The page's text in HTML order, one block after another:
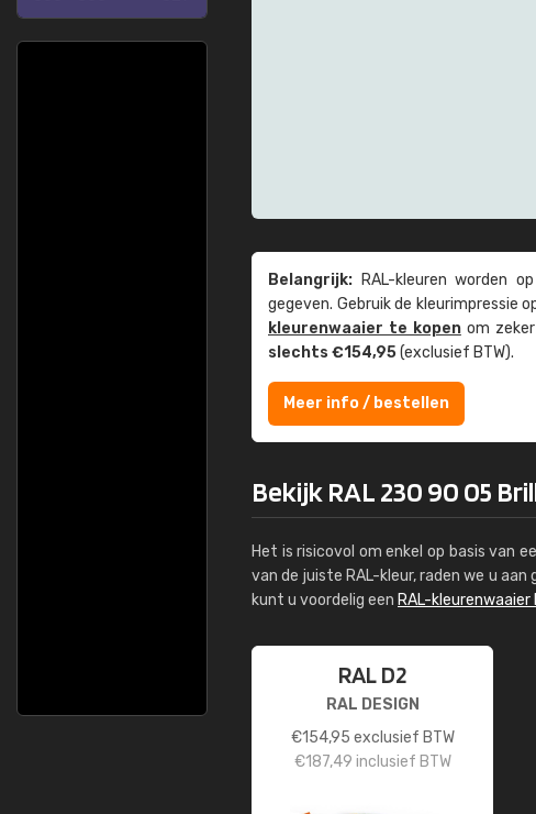
Belangrijk: RAL-kleuren worden
gegeven. Gebruik de kleur­impressie
kleuren­waaier te kopenom zeker
slechts €154,95(exclusief BTW).
Meer info / bestellen
Bekijk RAL 230 90 05
Het is risicovol om enkel op basis van
van de juiste RAL-kleur, raden we u
kunt u voordelig een RAL-
RAL D2
RAL DESIGN
€154,95 exclusief BTW
€187,49 inclusief BTW